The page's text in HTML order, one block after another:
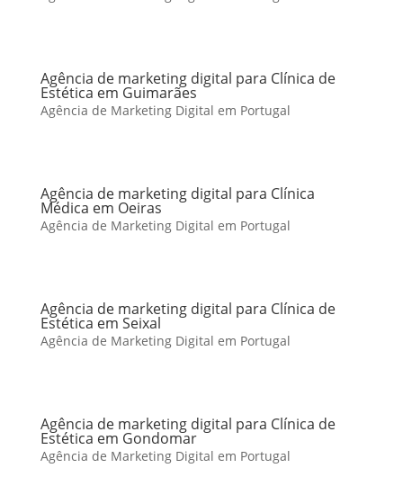
Agência de marketing digital para Clínica de
Estética em Guimarães
Agência de Marketing Digital em Portugal
Agência de marketing digital para Clínica
Médica em Oeiras
Agência de Marketing Digital em Portugal
Agência de marketing digital para Clínica de
Estética em Seixal
Agência de Marketing Digital em Portugal
Agência de marketing digital para Clínica de
Estética em Gondomar
Agência de Marketing Digital em Portugal